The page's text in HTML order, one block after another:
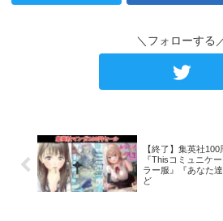
＼フォローする
【終了】集英社
『Thisコミュニケ
ラー服』『あなた
ど